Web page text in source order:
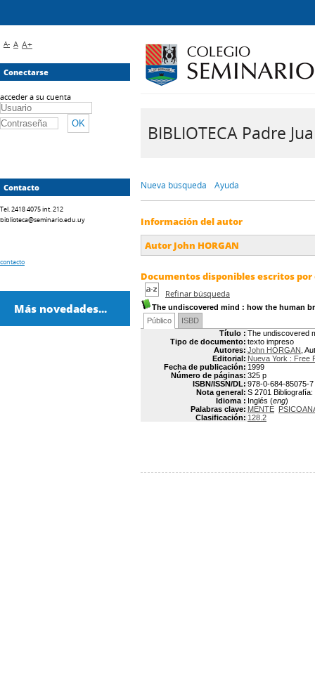
BIBLIOTECA Padre
Nueva búsqueda Ayuda
Información del autor
Autor John HORGAN
Documentos disponibles escritos
Refinar búsqueda
The undiscovered mind : how the human
Público
ISBD
Título : The undiscovered
Tipo de documento: texto impreso
Autores: John HORGAN ,
Editorial: Nueva York : Free
Fecha de publicación: 1999
Número de páginas: 325 p
ISBN/ISSN/DL: 978-0-684-85075-7
Nota general: S 2701
Idioma : Inglés (eng)
Palabras clave: MENTE
Clasificación: 128.2
A- A A+
Conectarse
acceder a su cuenta
Contacto
Tel. 2418 4075 int. 212
biblioteca@seminario.edu.uy
contacto
Más novedades...